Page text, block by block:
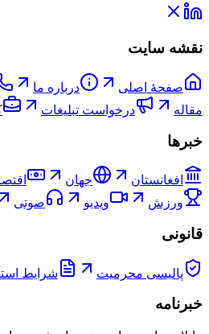
نقشه سایت
صفحۀ اصلی درباره ما
مقاله
درخواست تبلیغات
خبرها
افغانستان جهان
ورزش
ویدیو صوتی
قانونی
پالیسی محرمیت شرایط
خبرنامه